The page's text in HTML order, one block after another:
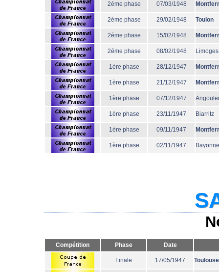
2éme phase 07/03/1948
2éme phase 29/02/1948 Toulon
2éme phase 15/02/1948
2éme phase 08/02/1948 Limoges
1ère phase 28/12/1947
1ère phase 21/12/1947
1ère phase 07/12/1947
1ère phase 23/11/1947 Biarritz
1ère phase 09/11/1947
1ère phase 02/11/1947 Bayonne
Compétition Phase Date
Finale 17/05/1947 Toulouse